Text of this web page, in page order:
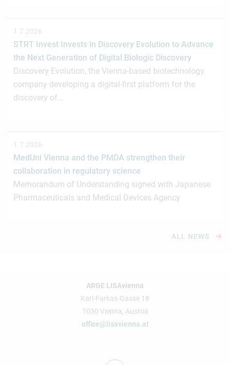
1.7.2026
STRT Invest Invests in Discovery Evolution to Advance
the Next Generation of Digital Biologic Discovery
Discovery Evolution, the Vienna-based biotechnology
company developing a digital-first platform for the
discovery of…
1.7.2026
MedUni Vienna and the PMDA strengthen their
collaboration in regulatory science
Memorandum of Understanding signed with Japanese
Pharmaceuticals and Medical Devices Agency
ALL NEWS
ARGE LISAvienna
Karl-Farkas-Gasse 18
1030 Vienna, Austria
office@lisavienna.at